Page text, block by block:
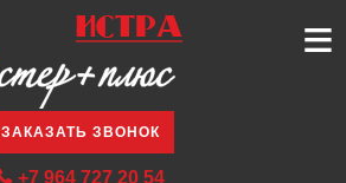
≡
ЗАКАЗАТЬ ЗВОНОК
+7 964 727 20 54